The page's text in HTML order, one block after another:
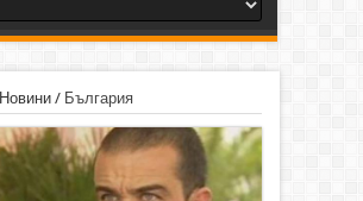
Новини/ България